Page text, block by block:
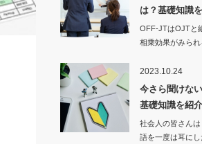
は？基礎知識
OFF-JTはOJTと
相乗効果がみら
2023.10.24
今さら聞けな
基礎知識を紹介
社会人の皆さん
語を一度は耳に